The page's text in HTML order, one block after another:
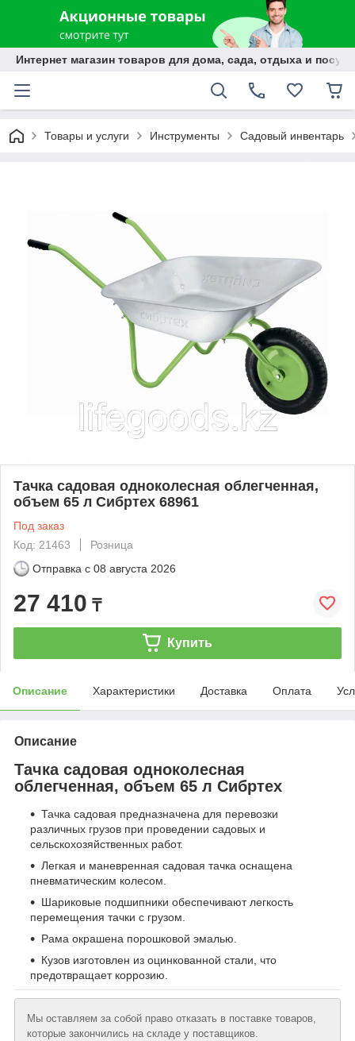
Интернет магазин товаров для дома, сада, отдыха и
Товары и услуги Инструменты Садовый инвентарь
Тачка садовая одноколесная облегченная,
объем 65 л Сибртех 68961
Под заказ
Код: 21463
Розница
Отправка с 08 августа 2026
27 410 ₸
Купить
Описание Характеристики Доставка Оплата
Описание
Тачка садовая одноколесная
облегченная, объем 65 л Сибртех
Тачка садовая предназначена для перевозки
различных грузов при проведении садовых и
сельскохозяйственных работ.
Легкая и маневренная садовая тачка оснащена
пневматическим колесом.
Шариковые подшипники обеспечивают легкость
перемещения тачки с грузом.
Рама окрашена порошковой эмалью.
Кузов изготовлен из оцинкованной стали, что
предотвращает коррозию.
Мы оставляем за собой право отказать в поставке товаров,
которые закончились на складе у поставщиков.